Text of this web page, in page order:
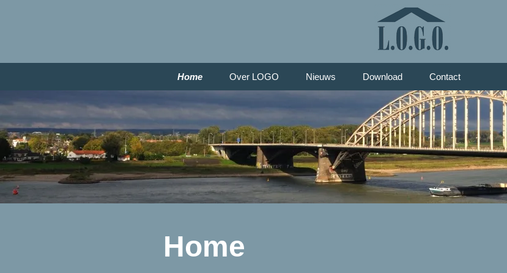
Home Over LOGO Nieuws Download Contact
Home